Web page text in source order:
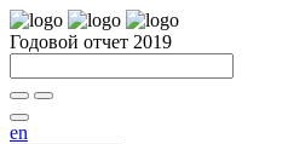
Годовой отчет 2019
en